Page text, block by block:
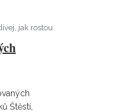
jak rostou
Štěstí,